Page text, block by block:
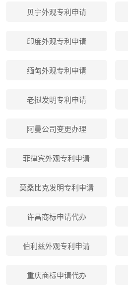
贝宁外观专利申请
印度外观专利申请
缅甸外观专利申请
老挝发明专利申请
阿曼公司变更办理
菲律宾外观专利申请
莫桑比克发明专利申请
许昌商标申请代办
伯利兹外观专利申请
重庆商标申请代办